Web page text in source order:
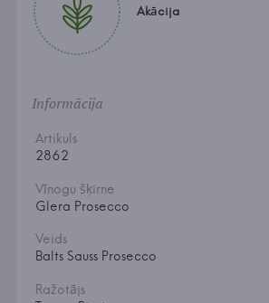
Akācija
Informācija
Artikuls
2862
Vīnogu šķirne
Glera Prosecco
Veids
Balts Sauss Prosecco
Ražotājs